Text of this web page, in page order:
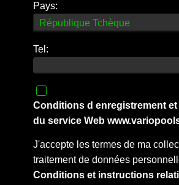
Pays:
Tel:
Conditions d enregistrement
du service Web
J'accepte les termes de ma
traitement de données
Conditions et instructions